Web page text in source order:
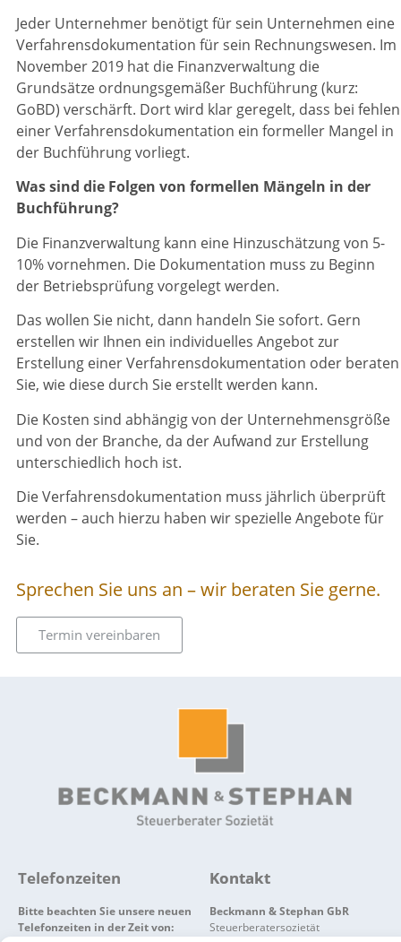
Jeder Unternehmer benötigt für sein Unternehmen eine
Verfahrensdokumentation für sein Rechnungswesen. Im
November 2019 hat die Finanzverwaltung die
Grundsätze ordnungsgemäßer Buchführung (kurz:
GoBD) verschärft. Dort wird klar geregelt, dass bei fehlen
einer Verfahrensdokumentation ein formeller Mangel in
der Buchführung vorliegt.
Was sind die Folgen von formellen Mängeln in der
Buchführung?
Die Finanzverwaltung kann eine Hinzuschätzung von 5-
10% vornehmen. Die Dokumentation muss zu Beginn
der Betriebsprüfung vorgelegt werden.
Das wollen Sie nicht, dann handeln Sie sofort. Gern
erstellen wir Ihnen ein individuelles Angebot zur
Erstellung einer Verfahrensdokumentation oder beraten
Sie, wie diese durch Sie erstellt werden kann.
Die Kosten sind abhängig von der Unternehmensgröße
und von der Branche, da der Aufwand zur Erstellung
unterschiedlich hoch ist.
Die Verfahrensdokumentation muss jährlich überprüft
werden – auch hierzu haben wir spezielle Angebote für
Sie.
Sprechen Sie uns an – wir beraten Sie gerne.
Termin vereinbaren
Telefonzeiten
Bitte beachten Sie unsere neuen
Telefonzeiten in der Zeit von:
Kontakt
Beckmann & Stephan GbR
Steuerberatersozietät